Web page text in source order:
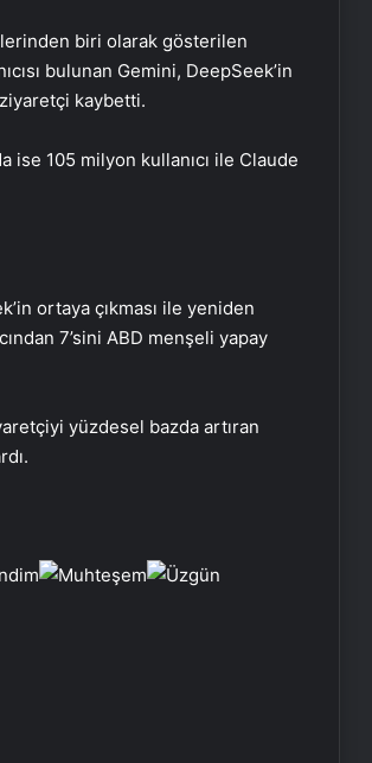
biri olarak gösterilen
bulunan Gemini, DeepSeek’in
kaybetti.
ise 105 milyon kullanıcı ile Claude
ortaya çıkması ile yeniden
7’sini ABD menşeli yapay
yüzdesel bazda artıran